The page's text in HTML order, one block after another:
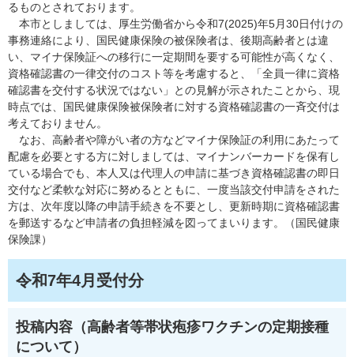
るものとされております。
本市としましては、厚生労働省から令和7(2025)年5月30日付けの
事務連絡により、国民健康保険の被保険者は、後期高齢者とは違
い、マイナ保険証への移行に一定期間を要する可能性が高くなく、
資格確認書の一律交付のコスト等を考慮すると、「全員一律に資格
確認書を交付する状況ではない」との見解が示されたことから、現
時点では、国民健康保険被保険者に対する資格確認書の一斉交付は
考えておりません。
なお、高齢者や障がい者の方などマイナ保険証の利用にあたって
配慮を必要とする方に対しましては、マイナンバーカードを保有し
ている場合でも、本人又は代理人の申請に基づき資格確認書の即日
交付など柔軟な対応に努めるとともに、一度当該交付申請をされた
方は、次年度以降の申請手続きを不要とし、更新時期に資格確認書
を郵送するなど申請者の負担軽減を図ってまいります。（国民健康
保険課）
令和7年4月受付分
投稿内容（高齢者等帯状疱疹ワクチンの定期接種
について）